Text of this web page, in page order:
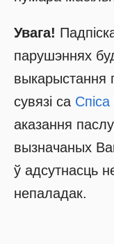
Увага!
парушэннях
выкарыстання
сувязі са Спіса
аказання
вызначаных
ў адсутнасць
непаладак.